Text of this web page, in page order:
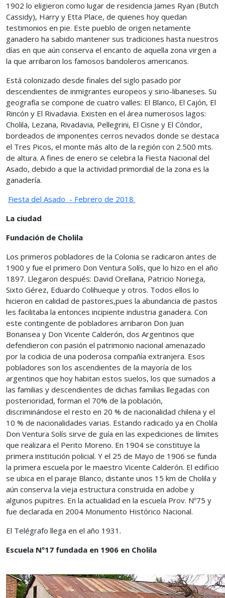
1902 lo eligieron como lugar de residencia James Ryan (Butch
Cassidy), Harry y Etta Place, de quienes hoy quedan
testimonios en pie. Este pueblo de origen netamente
ganadero ha sabido mantener sus tradiciones hasta nuestros
días en que aún conserva el encanto de aquella zona virgen a
la que arribaron los famosos bandoleros americanos.
Está colonizado desde finales del siglo pasado por
descendientes de inmigrantes europeos y sirio-libaneses. Su
geografía se compone de cuatro valles: El Blanco, El Cajón, El
Rincón y El Rivadavia. Existen en el área numerosos lagos:
Cholila, Lezana, Rivadavia, Pellegrini, El Cisne y El Cóndor,
bordeados de imponentes cerros nevados donde se destaca
el Tres Picos, el monte más alto de la región con 2.500 mts.
de altura. A fines de enero se celebra la Fiesta Nacional del
Asado, debido a que la actividad primordial de la zona es la
ganadería.
Fiesta del Asado - Febrero de 2018
La ciudad
Fundación de Cholila
Los primeros pobladores de la Colonia se radicaron antes de
1900 y fue el primero Don Ventura Solís, que lo hizo en el año
1897. Llegaron después: David Orellana, Patricio Noriega,
Sixto Gérez, Eduardo Colihueque y otros. Todos ellos lo
hicieron en calidad de pastores,pues la abundancia de pastos
les facilitaba la entonces incipiente industria ganadera. Con
este contingente de pobladores arribaron Don Juan
Bonansea y Don Vicente Calderón, dos Argentinos que
defendieron con pasión el patrimonio nacional amenazado
por la codicia de una poderosa compañía extranjera. Esos
pobladores son los ascendientes de la mayoría de los
argentinos que hoy habitan estos suelos, los que sumados a
las familias y descendientes de dichas familias llegadas con
posterioridad, forman el 70% de la población,
discriminándose el resto en 20 % de nacionalidad chilena y el
10 % de nacionalidades varias. Estando radicado ya en Cholila
Don Ventura Solís sirve de guía en las expediciones de límites
que realizara el Perito Moreno. En 1904 se constituye la
primera institución policial. Y el 25 de Mayo de 1906 se funda
la primera escuela por le maestro Vicente Calderón. El edificio
se ubica en el paraje Blanco, distante unos 15 km de Cholila y
aún conserva la vieja estructura construida en adobe y
algunos pupitres. En la actualidad en la escuela Prov. Nº75 y
fue declarada en 2004 Monumento Histórico Nacional.
El Telégrafo llega en el año 1931.
Escuela Nº17 fundada en 1906 en Cholila